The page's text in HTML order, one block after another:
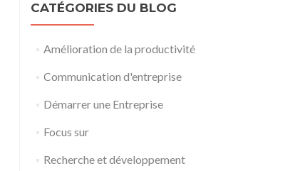
CATÉGORIES DU BLOG
Amélioration de la productivité
Communication d'entreprise
Démarrer une Entreprise
Focus sur
Recherche et développement